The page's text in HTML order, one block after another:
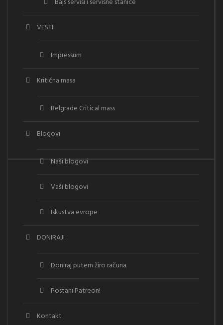
VESTI
Impressum
Kritična masa
Belgrade Critical mass
Blogovi
Naši blogovi
Vaši blogovi
Iskustva evrope
DONIRAJ!
Doniraj putem žiro računa
Postani Patreon!
Kontakt